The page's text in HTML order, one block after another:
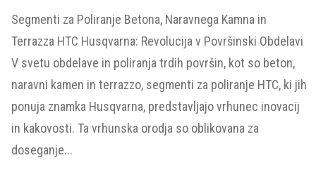
Segmenti za Poliranje Betona, Naravnega Kamna in
Terrazza HTC Husqvarna: Revolucija v Površinski Obdelavi
V svetu obdelave in poliranja trdih površin, kot so beton,
naravni kamen in terrazzo, segmenti za poliranje HTC, ki jih
ponuja znamka Husqvarna, predstavljajo vrhunec inovacij
in kakovosti. Ta vrhunska orodja so oblikovana za
doseganje...